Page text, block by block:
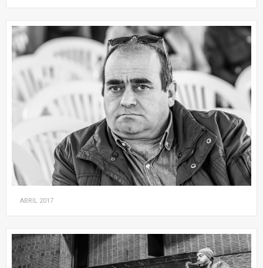
ABRIL 2017